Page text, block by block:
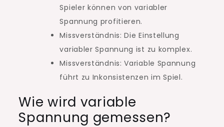
Spieler können von variabler
Spannung profitieren.
Missverständnis: Die Einstellung
variabler Spannung ist zu komplex.
Missverständnis: Variable Spannung
führt zu Inkonsistenzen im Spiel.
Wie wird variable
Spannung gemessen?